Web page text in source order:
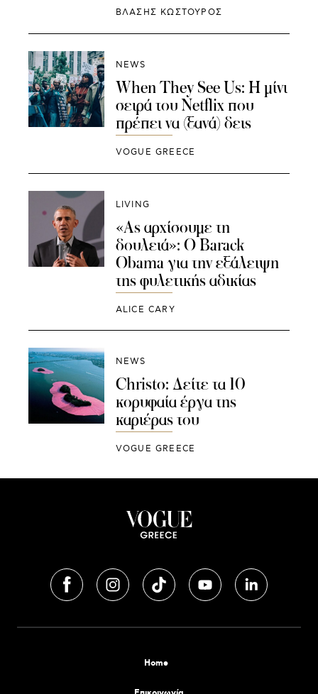
ΒΛΑΣΗΣ ΚΩΣΤΟΥΡΟΣ
NEWS
When They See Us: Η μίνι
σειρά του Netflix που
πρέπει να (ξανά) δεις
VOGUE GREECE
LIVING
«Ας αρχίσουμε τη
δουλειά»: O Barack
Obama για την εξάλειψη
της φυλετικής αδικίας
ALICE CARY
NEWS
Christo: Δείτε τα 10
κορυφαία έργα της
καριέρας του
VOGUE GREECE
Home